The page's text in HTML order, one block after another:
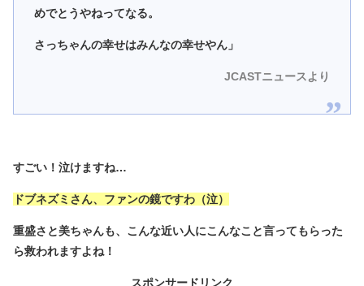
めでとうやねってなる。
さっちゃんの幸せはみんなの幸せやん」
JCASTニュースより
すごい！泣けますね…
ドブネズミさん、ファンの鏡ですわ（泣）
重盛さと美ちゃんも、こんな近い人にこんなこと言ってもらった
ら救われますよね！
スポンサードリンク